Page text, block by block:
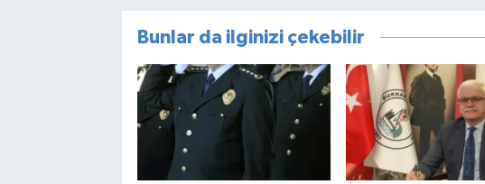
Bunlar da ilginizi çekebilir